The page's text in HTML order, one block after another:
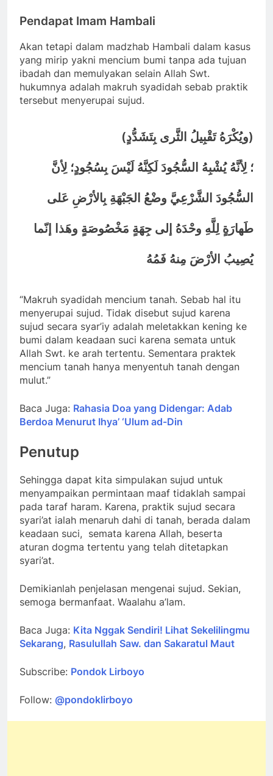
Pendapat Imam Hambali
Akan tetapi dalam madzhab Hambali dalam kasus
yang mirip yakni mencium bumi tanpa ada tujuan
ibadah dan memulyakan selain Allah Swt.
hukumnya adalah makruh syadidah sebab praktik
tersebut menyerupai sujud.
(ويُكْرَهُ تَقْبِيلُ الثَّرى بِتَشَدُّدٍ)
؛ لِأنَّهُ يُشْبِهُ السُّجُودَ لَكِنَّهُ لَيْسَ بِسُجُودٍ؛ لِأنَّ
السُّجُودَ الشَّرْعِيَّ وضْعُ الجَبْهَةِ بِالأرْضِ عَلى
طَهارَةٍ لِلَّهِ وحْدَهُ إلى جِهَةٍ مَخْصُوصَةٍ وهَذا إنّما
يُصِيبُ الأرْضَ مِنهُ فَمُهُ
“Makruh syadidah mencium tanah. Sebab hal itu
menyerupai sujud. Tidak disebut sujud karena
sujud secara syar’iy adalah meletakkan kening ke
bumi dalam keadaan suci karena semata untuk
Allah Swt. ke arah tertentu. Sementara praktek
mencium tanah hanya menyentuh tanah dengan
mulut.”
Baca Juga: Rahasia Doa yang Didengar: Adab
Berdoa Menurut Ihya’ ‘Ulum ad-Din
Penutup
Sehingga dapat kita simpulakan sujud untuk
menyampaikan permintaan maaf tidaklah sampai
pada taraf haram. Karena, praktik sujud secara
syari’at ialah menaruh dahi di tanah, berada dalam
keadaan suci, semata karena Allah, beserta
aturan dogma tertentu yang telah ditetapkan
syari’at.
Demikianlah penjelasan mengenai sujud. Sekian,
semoga bermanfaat. Waalahu a’lam.
Baca Juga: Kita Nggak Sendiri! Lihat Sekelilingmu
Sekarang, Rasulullah Saw. dan Sakaratul Maut
Subscribe: Pondok Lirboyo
Follow: @pondoklirboyo